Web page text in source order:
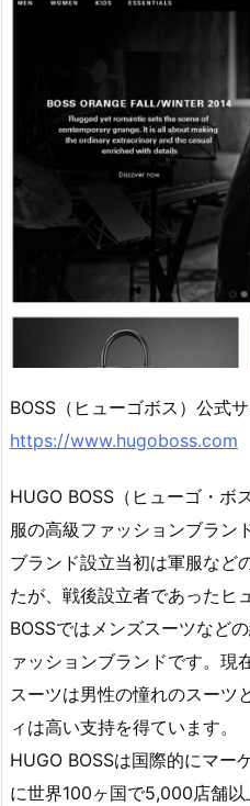
BOSS（ヒューゴボス）公式サ
https://www.hugoboss.com
HUGO BOSS（ヒューゴ・ボ
服の高級ファッションブラン
ブランド設立当初は軍服など
たが、戦後設立者であったヒ
BOSSではメンズスーツなど
ァッションブランドです。現
スーツは男性の憧れのスーツ
ィは高い支持を得ています。
HUGO BOSSは国際的にマー
に世界100ヶ国で5,000店舗以